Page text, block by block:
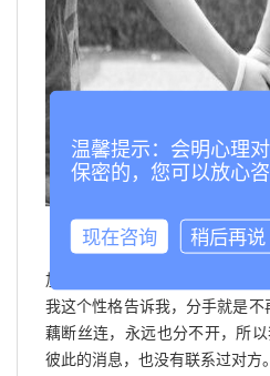
分手那句话就这样成了定
加过我几次好友，给我打过几次
我这个性格告诉我，分手就是
藕断丝连，永远也分不开，所
彼此的消息，也没有联系过对方。
温馨提示：会明心理
保密的，您可以放心咨
现在咨询 稍后再说